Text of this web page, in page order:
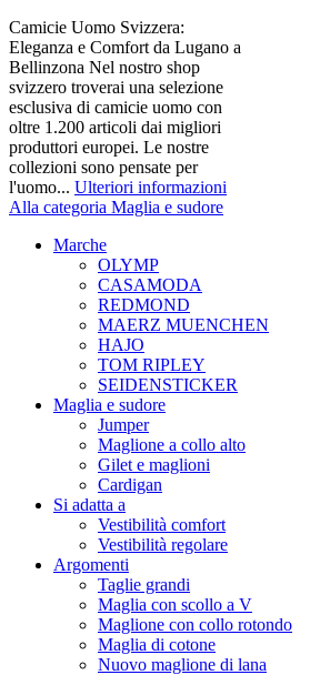
Camicie Uomo Svizzera:
Eleganza e Comfort da Lugano a
Bellinzona Nel nostro shop
svizzero troverai una selezione
esclusiva di camicie uomo con
oltre 1.200 articoli dai migliori
produttori europei. Le nostre
collezioni sono pensate per
l'uomo... Ulteriori informazioni
Alla categoria Maglia e sudore
Marche
OLYMP
CASAMODA
REDMOND
MAERZ MUENCHEN
HAJO
TOM RIPLEY
SEIDENSTICKER
Maglia e sudore
Jumper
Maglione a collo alto
Gilet e maglioni
Cardigan
Si adatta a
Vestibilità comfort
Vestibilità regolare
Argomenti
Taglie grandi
Maglia con scollo a V
Maglione con collo rotondo
Maglia di cotone
Nuovo maglione di lana